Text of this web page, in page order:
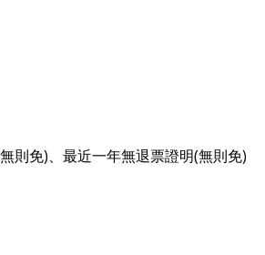
則免)、最近一年無退票證明(無則免)